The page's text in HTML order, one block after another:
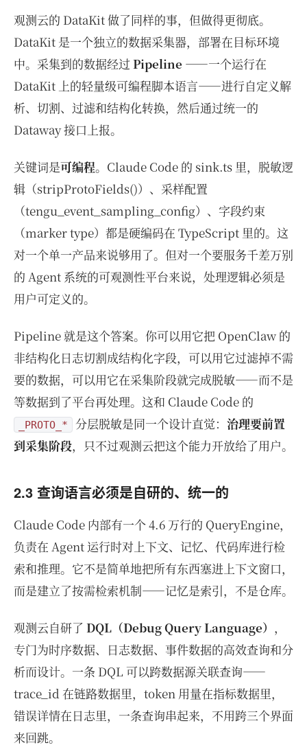
观测云的 DataKit 做了同样的事，但做得更彻底。
DataKit 是一个独立的数据采集器，部署在目标环境
中。采集到的数据经过 Pipeline ——一个运行在
DataKit 上的轻量级可编程脚本语言——进行自定义解
析、切割、过滤和结构化转换，然后通过统一的
Dataway 接口上报。
关键词是可编程。Claude Code 的 sink.ts 里，脱敏逻
辑（stripProtoFields()）、采样配置
（tengu_event_sampling_config）、字段约束
（marker type）都是硬编码在 TypeScript 里的。这
对一个单一产品来说够用了。但对一个要服务千差万别
的 Agent 系统的可观测性平台来说，处理逻辑必须是
用户可定义的。
Pipeline 就是这个答案。你可以用它把 OpenClaw 的
非结构化日志切割成结构化字段，可以用它过滤掉不需
要的数据，可以用它在采集阶段就完成脱敏——而不是
等数据到了平台再处理。这和 Claude Code 的
_PROTO_* 分层脱敏是同一个设计直觉： 治理要前置
到采集阶段，只不过观测云把这个能力开放给了用户。
2.3 查询语言必须是自研的、统一的
Claude Code 内部有一个 4.6 万行的 QueryEngine，
负责在 Agent 运行时对上下文、记忆、代码库进行检
索和推理。它不是简单地把所有东西塞进上下文窗口，
而是建立了按需检索机制——记忆是索引，不是仓库。
观测云自研了 DQL（Debug Query Language） ，
专门为时序数据、日志数据、事件数据的高效查询和分
析而设计。一条 DQL 可以跨数据源关联查询——
trace_id 在链路数据里，token 用量在指标数据里，
错误详情在日志里，一条查询串起来，不用跨三个界面
来回跳。